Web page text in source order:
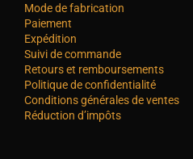
Mode de fabrication
Paiement
Expédition
Suivi de commande
Retours et remboursements
Politique de confidentialité
Conditions générales de ventes
Réduction d’impôts